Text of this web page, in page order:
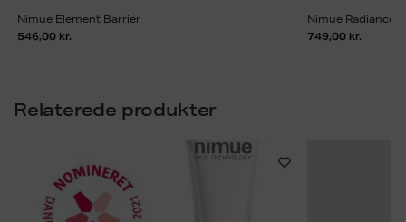
Nimue Element Barrier
546,00 kr.
Nimue Radiance
749,00 kr.
Relaterede produkter